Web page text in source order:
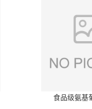
食品级氨基